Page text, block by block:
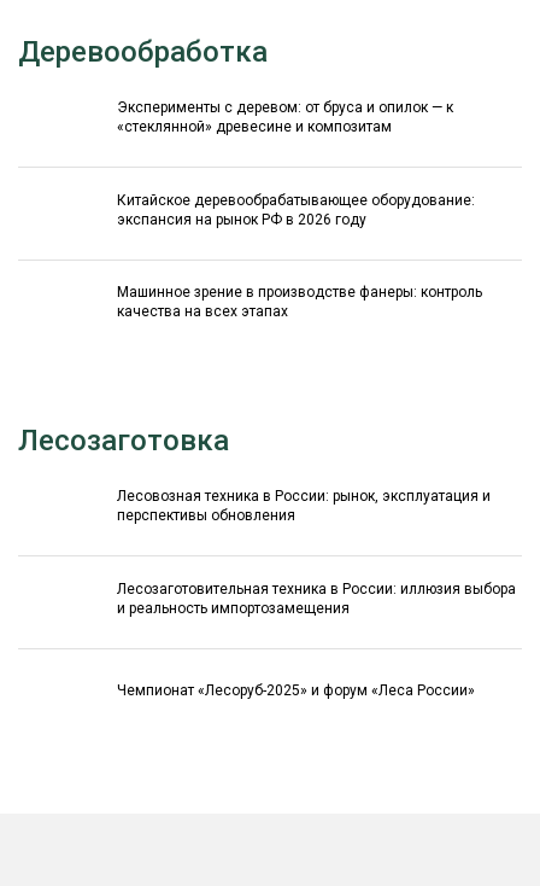
Деревообработка
Эксперименты с деревом: от бруса и опилок — к
«стеклянной» древесине и композитам
Китайское деревообрабатывающее оборудование:
экспансия на рынок РФ в 2026 году
Машинное зрение в производстве фанеры: контроль
качества на всех этапах
Лесозаготовка
Лесовозная техника в России: рынок, эксплуатация и
перспективы обновления
Лесозаготовительная техника в России: иллюзия выбора
и реальность импортозамещения
Чемпионат «Лесоруб-2025» и форум «Леса России»